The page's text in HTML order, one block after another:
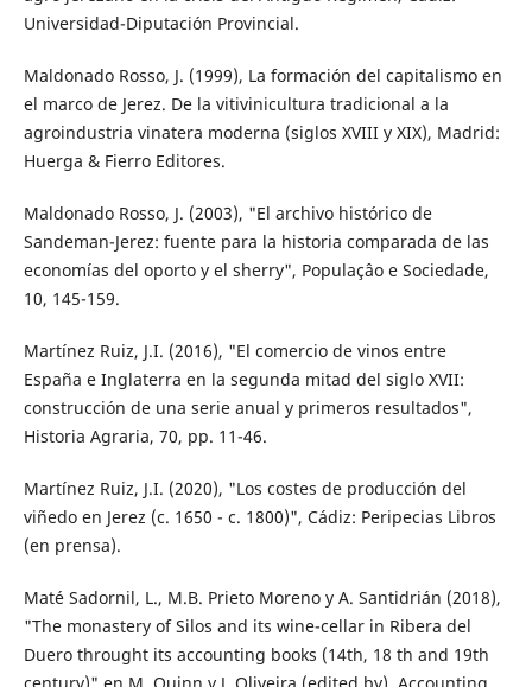
Universidad-Diputación Provincial.
Maldonado Rosso, J. (1999), La formación del capitalismo en
el marco de Jerez. De la vitivinicultura tradicional a la
agroindustria vinatera moderna (siglos XVIII y XIX), Madrid:
Huerga & Fierro Editores.
Maldonado Rosso, J. (2003), "El archivo histórico de
Sandeman-Jerez: fuente para la historia comparada de las
economías del oporto y el sherry", Populaçâo e Sociedade,
10, 145-159.
Martínez Ruiz, J.I. (2016), "El comercio de vinos entre
España e Inglaterra en la segunda mitad del siglo XVII:
construcción de una serie anual y primeros resultados",
Historia Agraria, 70, pp. 11-46.
Martínez Ruiz, J.I. (2020), "Los costes de producción del
viñedo en Jerez (c. 1650 - c. 1800)", Cádiz: Peripecias Libros
(en prensa).
Maté Sadornil, L., M.B. Prieto Moreno y A. Santidrián (2018),
"The monastery of Silos and its wine-cellar in Ribera del
Duero throught its accounting books (14th, 18 th and 19th
century)" en M. Quinn y J. Oliveira (edited by), Accounting